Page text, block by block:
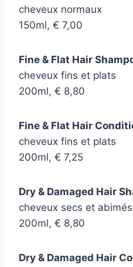
cheveux normaux
150ml, € 7,00
Fine & Flat Hair
cheveux fins et plats
200ml, € 8,80
Fine & Flat Hair
cheveux fins et plats
200ml, € 7,25
Dry & Damaged Hair
cheveux secs et abimés
200ml, € 8,80
Dry & Damaged Hair